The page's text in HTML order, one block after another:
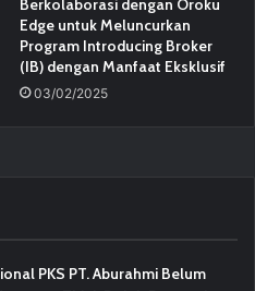
Berkolaborasi dengan Oroku
Edge untuk Meluncurkan
Program Introducing Broker
(IB) dengan Manfaat Eksklusif
03/02/2025
PKS PT. Aburahmi Belum